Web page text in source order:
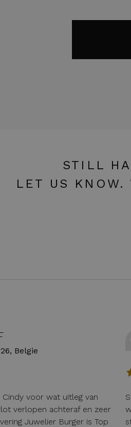
STILL
LET US KNOW.
Belgie
voor wat uitleg van
verlopen achteraf en zeer
Juwelier Burger is Top